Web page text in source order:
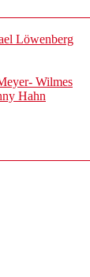
Löwenberg
Wilmes
Hahn